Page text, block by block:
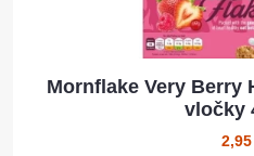
Mornflake Very Berry
vločky